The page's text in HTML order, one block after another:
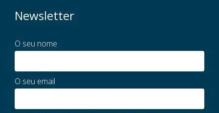
Newsletter
O seu nome
O seu email